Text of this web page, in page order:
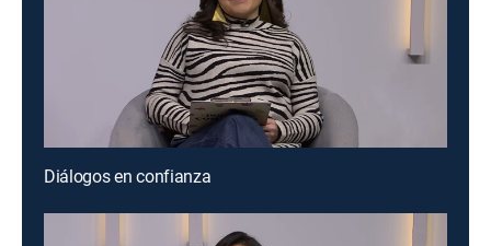
Diálogos en confianza